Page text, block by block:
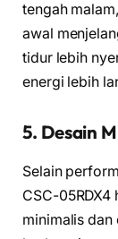
tengah
awal
tidur lebih
energi lebih
5. Desain
Selain
CSC-
minimalis dan